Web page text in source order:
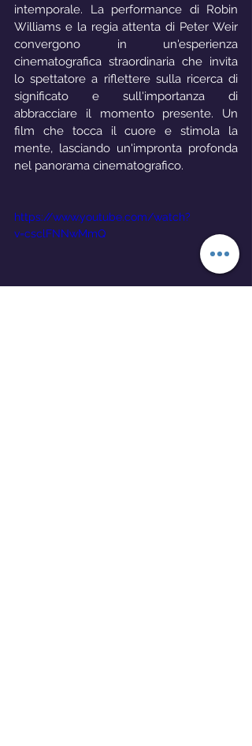
intemporale. La performance di Robin
Williams e la regia attenta di Peter Weir
convergono in un'esperienza
cinematografica straordinaria che invita
lo spettatore a riflettere sulla ricerca di
significato e sull'importanza di
abbracciare il momento presente. Un
film che tocca il cuore e stimola la
mente, lasciando un'impronta profonda
nel panorama cinematografico.
https://www.youtube.com/watch?
v=csclFNNwMmQ